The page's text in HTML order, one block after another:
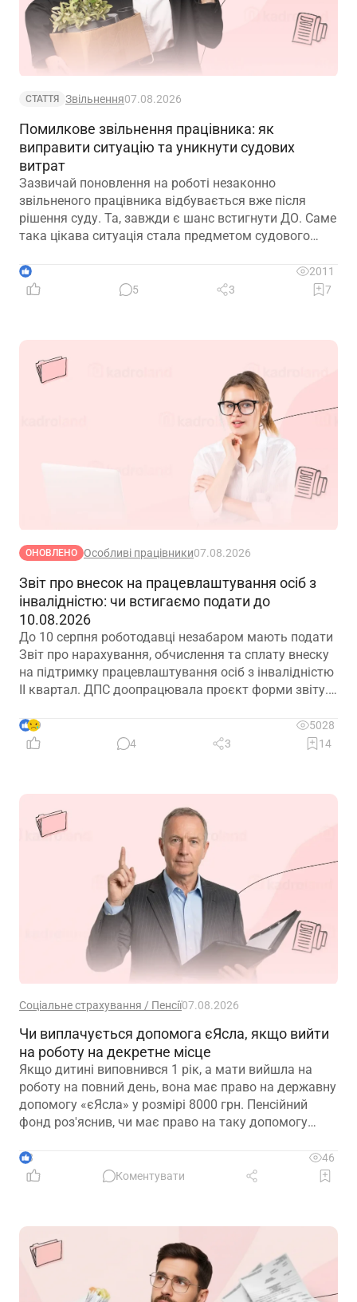
СТАТТЯ Звільнення07.08.2026
Помилкове звільнення працівника: як
виправити ситуацію та уникнути судових
витрат
Зазвичай поновлення на роботі незаконно
звільненого працівника відбувається вже після
рішення суду. Та, завжди є шанс встигнути ДО. Саме
така цікава ситуація стала предметом судового
скасував помилково виданий наказ про звільнення.
Розберемо її докладно
1
2011
5
3 7
ОНОВЛЕНО Особливі працівники07.08.2026
Звіт про внесок на працевлаштування осіб з
інвалідністю: чи встигаємо подати до
10.08.2026
До 10 серпня роботодавці незабаром мають подати
Звіт про нарахування, обчислення та сплату внеску
на підтримку працевлаштування осіб з інвалідністю
ІІ квартал. ДПС доопрацювала проєкт форми звіту.
далі
9
5028
4
3 14
Соціальне страхування / Пенсії07.08.2026
Чи виплачується допомога єЯсла, якщо вийти
на роботу на декретне місце
Якщо дитині виповнився 1 рік, а мати вийшла на
роботу на повний день, вона має право на державну
допомогу «єЯсла» у розмірі 8000 грн. Пенсійний
фонд роз'яснив, чи має право на таку допомогу
3
46
Коментувати